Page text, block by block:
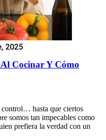
2025
Cocinar Y Cómo
control… hasta que ciertos
somos tan impecables como
prefiera la verdad con un